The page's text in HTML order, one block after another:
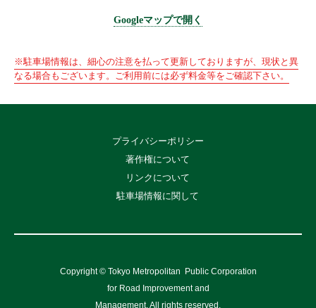
Googleマップで開く
※駐車場情報は、細心の注意を払って更新しておりますが、現状と異
なる場合もございます。ご利用前には必ず料金等をご確認下さい。
プライバシーポリシー
著作権について
リンクについて
駐車場情報に関して
Copyright © Tokyo Metropolitan
Public Corporation
for Road Improvement and
Management, All rights reserved.